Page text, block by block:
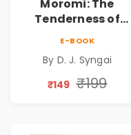
Moromi: The
Tenderness of
Collection on
Unrequited Love,
E-BOOK
By D. J. Syngai
₹149 ₹199